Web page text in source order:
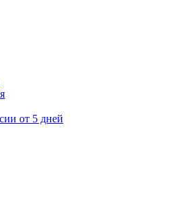
от 5 дней